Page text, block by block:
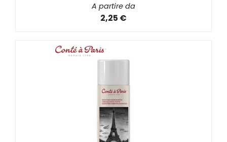
A partire da
2,25 €